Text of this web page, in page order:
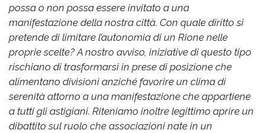
possa o non possa essere invitato a una
manifestazione della nostra città. Con quale diritto si
pretende di limitare l’autonomia di un Rione nelle
proprie scelte?A nostro avviso, iniziative di questo tipo
rischiano di trasformarsi in prese di posizione che
alimentano divisioni anziché favorire un clima di
serenità attorno a una manifestazione che appartiene
a tutti gli astigiani. Riteniamo inoltre legittimo aprire un
dibattito sul ruolo che associazioni nate in un